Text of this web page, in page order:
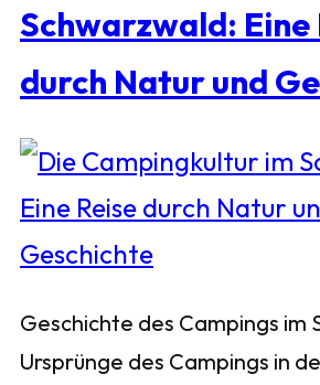
Schwarzwald: Eine
durch Natur und
Geschichte des Campings im
Ursprünge des Campings in